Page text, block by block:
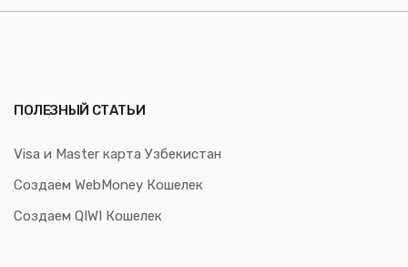
ПОЛЕЗНЫЙ СТАТЬИ
Visa и Master карта Узбекистан
Создаем WebMoney Кошелек
Создаем QIWI Кошелек